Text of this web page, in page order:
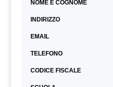
NOME E COGNOME
INDIRIZZO
EMAIL
TELEFONO
CODICE FISCALE